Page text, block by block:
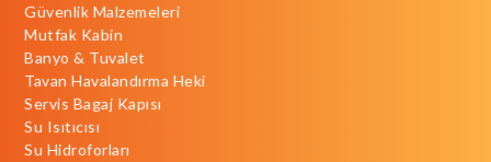
Güvenlik Malzemeleri
Mutfak Kabin
Banyo & Tuvalet
Tavan Havalandırma Heki
Servis Bagaj Kapısı
Su Isıtıcısı
Su Hidroforları